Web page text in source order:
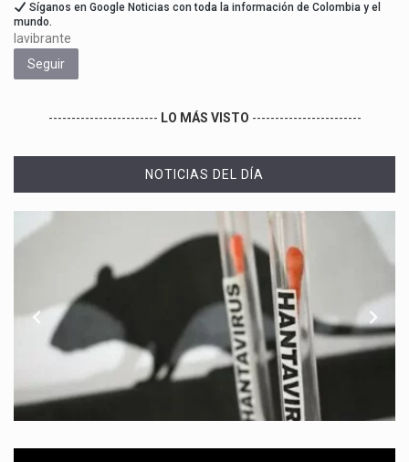
Síganos en Google Noticias con toda la información de Colombia y el
mundo.
lavibrante
Seguir
------------------------ LO MÁS VISTO ------------------------
NOTICIAS DEL DÍA